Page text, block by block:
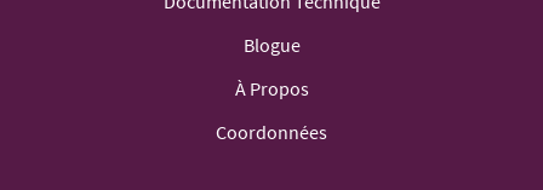
Blogue
À Propos
Coordonnées